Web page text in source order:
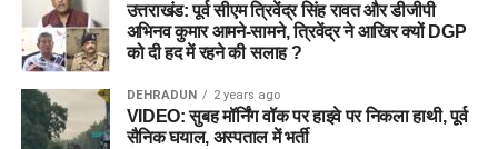
उत्तराखंड: पूर्व सीएम त्रिवेंद्र सिंह रावत और डीजीपी
अभिनव कुमार आमने-सामने, त्रिवेंद्र ने आखिर क्यों DGP
को दी हद में रहने की सलाह ?
DEHRADUN 2 years ago
VIDEO: सुबह मॉर्निंग वॉक पर हाइवे पर निकला हाथी, पूर्व
सैनिक घयाल, अस्पताल में भर्ती